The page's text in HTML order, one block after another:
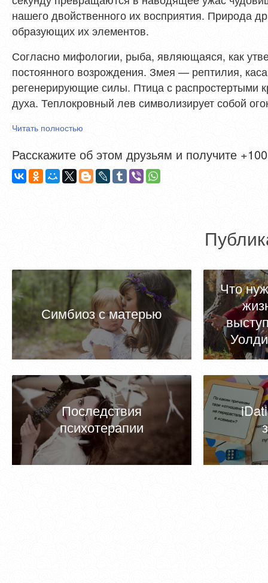
нашего двойственного их восприятия. Природа
образующих их элементов.
Согласно мифологии, рыба, являющаяся, как
постоянного возрождения. Змея — рептилия,
регенерирующие силы. Птица с распростертыми
духа. Теплокровный лев символизирует собой
Читать полностью
Расскажите об этом друзьям и получите
Симбиоз с матерью
Что
Последствия
психотерапии